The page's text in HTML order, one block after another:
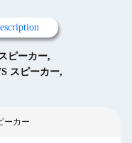
ピーカー,
スピーカー,
ーカー